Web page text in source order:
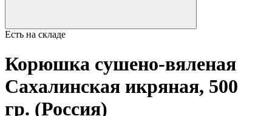
Есть на складе
Корюшка сушено-вяленая
Сахалинская икряная, 500
гр. (Россия)